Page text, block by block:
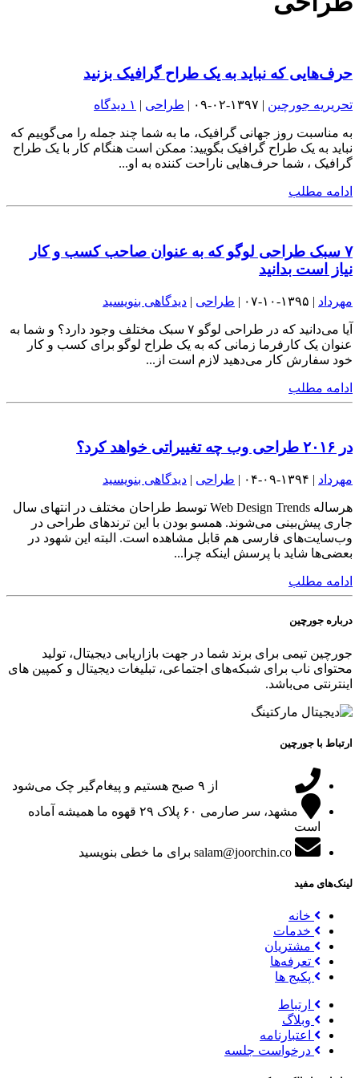
حرف‌هایی که نباید به یک طراح گرافیک بزنید
تحریریه جورچین | ۱۳۹۷-۰۲-۰۹ | طراحی | ۱ دیدگاه
به مناسبت روز جهانی گرافیک، ما به شما چند جمله را می‌گوییم که
نباید به یک طراح گرافیک بگویید: ممکن است هنگام کار با یک طراح
گرافیک ، شما حرف‌هایی ناراحت کننده به او...
ادامه مطلب
۷ سبک طراحی لوگو که به عنوان صاحب کسب و کار
نیاز است بدانید
مهرداد | ۱۳۹۵-۱۰-۰۷ | طراحی | دیدگاهی بنویسید
آیا می‌دانید که در طراحی لوگو ۷ سبک مختلف وجود دارد؟ و شما به
عنوان یک کارفرما زمانی که به یک طراح لوگو برای کسب و کار
خود سفارش کار می‌دهید لازم است از...
ادامه مطلب
در ۲۰۱۶ طراحی وب چه تغییراتی خواهد کرد؟
مهرداد | ۱۳۹۴-۰۹-۰۴ | طراحی | دیدگاهی بنویسید
هرساله Web Design Trends توسط طراحان مختلف در انتهای سال
جاری پیش‌بینی می‌شوند. همسو بودن با این ترندهای طراحی در
وب‌سایت‌های فارسی هم قابل مشاهده است. البته این شهود در
بعضی‌ها شاید با پرسش اینکه چرا...
ادامه مطلب
درباره جورچین
جورچین تیمی برای برند شما در جهت بازاریابی دیجیتال، تولید
محتوای ناب برای شبکه‌های اجتماعی، تبلیغات دیجیتال و کمپین های
اینترنتی می‌باشد.
ارتباط با جورچین
از ۹ صبح هستیم و پیغام‌گیر چک می‌شود
مشهد، سر صارمی ۶۰ پلاک ۲۹
قهوه ما همیشه آماده
است
salam@joorchin.co برای ما خطی بنویسید
لینک‌های مفید
خانه
خدمات
مشتریان
تعرفه‌ها
پکیج ها
ارتباط
وبلاگ
اعتبارنامه
درخواست جلسه